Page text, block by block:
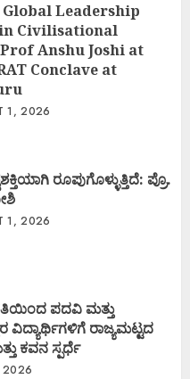
Global Leadership
Civilisational
Anshu Joshi at
Conclave at
1, 2026
ರೂಪುಗೊಳ್ಳುತ್ತಿದೆ: ಪ್ರೊ.
1, 2026
ಪದವಿ ಮತ್ತು
ವಿದ್ಯಾರ್ಥಿಗಳಿಗೆ ರಾಜ್ಯಮಟ್ಟದ
ಕವನ ಸ್ಪರ್ಧೆ
2026